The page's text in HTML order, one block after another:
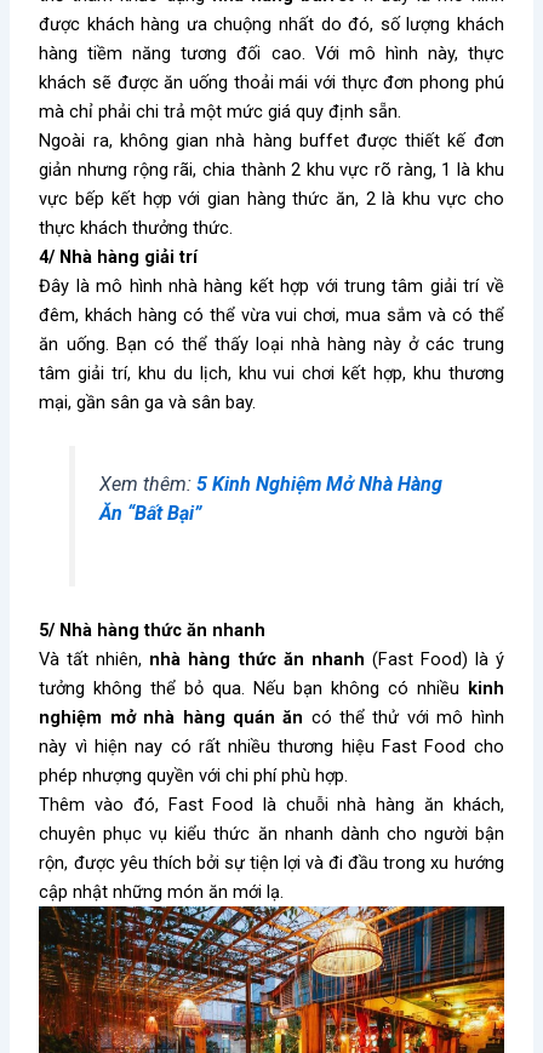
được khách hàng ưa chuộng nhất do đó, số lượng khách
hàng tiềm năng tương đối cao. Với mô hình này, thực
khách sẽ được ăn uống thoải mái với thực đơn phong phú
mà chỉ phải chi trả một mức giá quy định sẵn.
Ngoài ra, không gian nhà hàng buffet được thiết kế đơn
giản nhưng rộng rãi, chia thành 2 khu vực rõ ràng, 1 là khu
vực bếp kết hợp với gian hàng thức ăn, 2 là khu vực cho
thực khách thưởng thức.
4/ Nhà hàng giải trí
Đây là mô hình nhà hàng kết hợp với trung tâm giải trí về
đêm, khách hàng có thể vừa vui chơi, mua sắm và có thể
ăn uống. Bạn có thể thấy loại nhà hàng này ở các trung
tâm giải trí, khu du lịch, khu vui chơi kết hợp, khu thương
mại, gần sân ga và sân bay.
Xem thêm: 5 Kinh Nghiệm Mở Nhà Hàng
Ăn “Bất Bại”
5/ Nhà hàng thức ăn nhanh
Và tất nhiên, nhà hàng thức ăn nhanh (Fast Food) là ý
tưởng không thể bỏ qua. Nếu bạn không có nhiều kinh
nghiệm mở nhà hàng quán ăn có thể thử với mô hình
này vì hiện nay có rất nhiều thương hiệu Fast Food cho
phép nhượng quyền với chi phí phù hợp.
Thêm vào đó, Fast Food là chuỗi nhà hàng ăn khách,
chuyên phục vụ kiểu thức ăn nhanh dành cho người bận
rộn, được yêu thích bởi sự tiện lợi và đi đầu trong xu hướng
cập nhật những món ăn mới lạ.